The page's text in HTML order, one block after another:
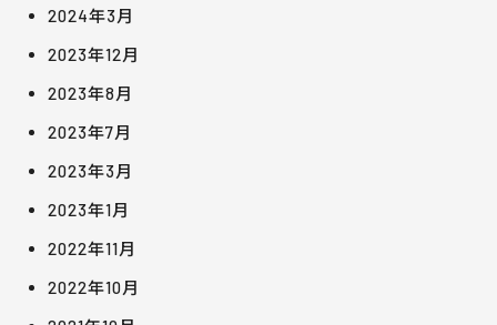
2024年3月
2023年12月
2023年8月
2023年7月
2023年3月
2023年1月
2022年11月
2022年10月